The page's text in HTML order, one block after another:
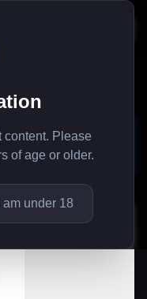
Please
of age or older.
I am under 18